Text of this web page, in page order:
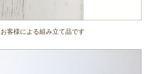
お客様による組み立て品です